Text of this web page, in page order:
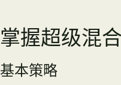
掌握超级混
基本策略